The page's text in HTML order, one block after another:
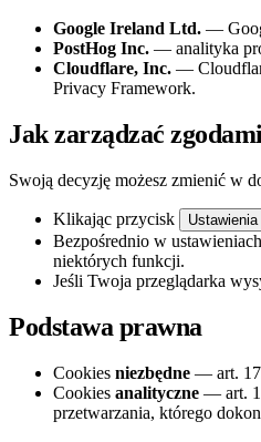
Google Ireland Ltd. —
PostHog Inc. — analityka
Cloudflare, Inc. —
Privacy Framework.
Jak zarządzać
Swoją decyzję możesz zmienić w
Klikając przycisk
Bezpośrednio w
niektórych funkcji.
Jeśli Twoja przeglądarka
Podstawa prawna
Cookies niezbędne — art.
Cookies analityczne — art.
przetwarzania, którego